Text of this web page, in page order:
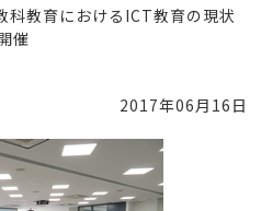
教育におけるICT教育の現状
催
2017年06月16日